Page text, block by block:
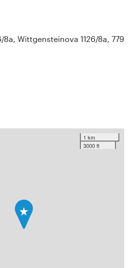
8a, Wittgensteinova 1126/8a, 779
1 km
3000 ft